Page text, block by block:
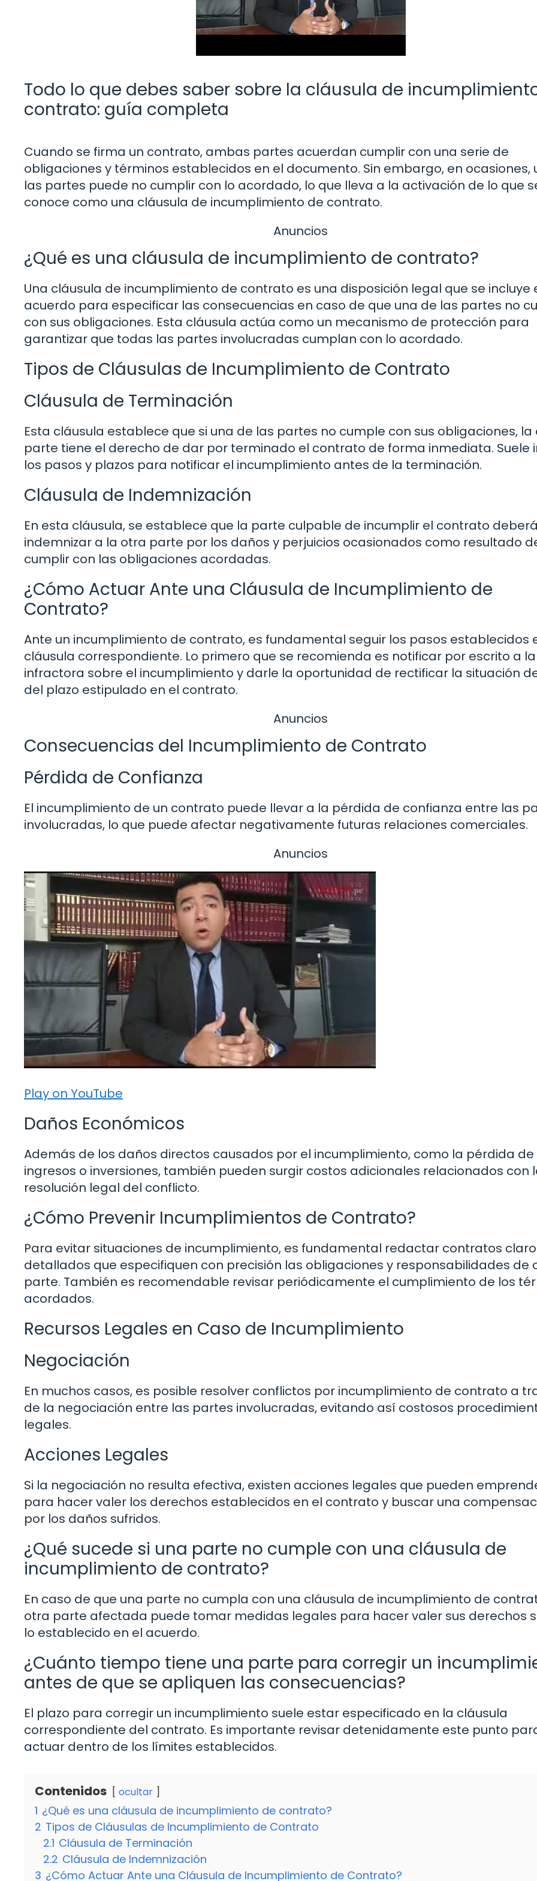
Todo lo que debes saber sobre la cláusula de
contrato: guía completa
Cuando se firma un contrato, ambas partes acuerdan cumplir con una serie de
obligaciones y términos establecidos en el documento. Sin embargo, en ocasiones,
las partes puede no cumplir con lo acordado, lo que lleva a la activación de lo que
conoce como una cláusula de incumplimiento de contrato.
Anuncios
¿Qué es una cláusula de incumplimiento de contrato?
Una cláusula de incumplimiento de contrato es una disposición legal que se incluye
acuerdo para especificar las consecuencias en caso de que una de las partes no
con sus obligaciones. Esta cláusula actúa como un mecanismo de protección para
garantizar que todas las partes involucradas cumplan con lo acordado.
Tipos de Cláusulas de Incumplimiento de Contrato
Cláusula de Terminación
Esta cláusula establece que si una de las partes no cumple con sus obligaciones, la
parte tiene el derecho de dar por terminado el contrato de forma inmediata. Suele
los pasos y plazos para notificar el incumplimiento antes de la terminación.
Cláusula de Indemnización
En esta cláusula, se establece que la parte culpable de incumplir el contrato deberá
indemnizar a la otra parte por los daños y perjuicios ocasionados como resultado
cumplir con las obligaciones acordadas.
¿Cómo Actuar Ante una Cláusula de Incumplimiento de
Contrato?
Ante un incumplimiento de contrato, es fundamental seguir los pasos establecidos
cláusula correspondiente. Lo primero que se recomienda es notificar por escrito a
infractora sobre el incumplimiento y darle la oportunidad de rectificar la situación
del plazo estipulado en el contrato.
Anuncios
Consecuencias del Incumplimiento de Contrato
Pérdida de Confianza
El incumplimiento de un contrato puede llevar a la pérdida de confianza entre las
involucradas, lo que puede afectar negativamente futuras relaciones comerciales.
Anuncios
Play on YouTube
Daños Económicos
Además de los daños directos causados por el incumplimiento, como la pérdida de
ingresos o inversiones, también pueden surgir costos adicionales relacionados con
resolución legal del conflicto.
¿Cómo Prevenir Incumplimientos de Contrato?
Para evitar situaciones de incumplimiento, es fundamental redactar contratos
detallados que especifiquen con precisión las obligaciones y responsabilidades de
parte. También es recomendable revisar periódicamente el cumplimiento de los
acordados.
Recursos Legales en Caso de Incumplimiento
Negociación
En muchos casos, es posible resolver conflictos por incumplimiento de contrato a
de la negociación entre las partes involucradas, evitando así costosos
legales.
Acciones Legales
Si la negociación no resulta efectiva, existen acciones legales que pueden
para hacer valer los derechos establecidos en el contrato y buscar una
por los daños sufridos.
¿Qué sucede si una parte no cumple con una cláusula de
incumplimiento de contrato?
En caso de que una parte no cumpla con una cláusula de incumplimiento de
otra parte afectada puede tomar medidas legales para hacer valer sus derechos
lo establecido en el acuerdo.
¿Cuánto tiempo tiene una parte para corregir un
antes de que se apliquen las consecuencias?
El plazo para corregir un incumplimiento suele estar especificado en la cláusula
correspondiente del contrato. Es importante revisar detenidamente este punto
actuar dentro de los límites establecidos.
Contenidos ocultar
1 ¿Qué es una cláusula de incumplimiento de contrato?
2 Tipos de Cláusulas de Incumplimiento de Contrato
2.1 Cláusula de Terminación
2.2 Cláusula de Indemnización
3 ¿Cómo Actuar Ante una Cláusula de Incumplimiento de Contrato?